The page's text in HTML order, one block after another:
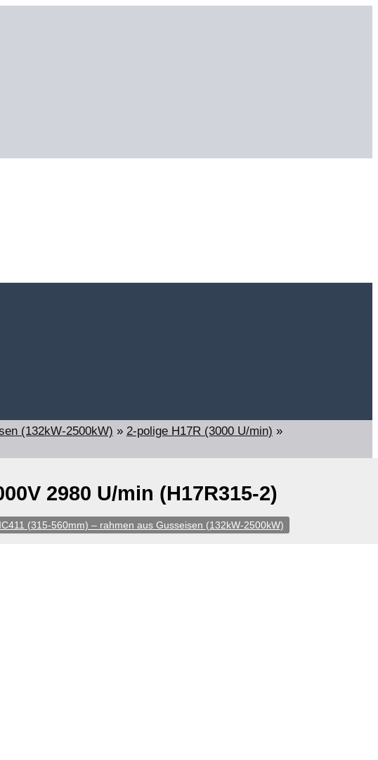
(132kW-2500kW) » 2-polige H17R (3000 U/min) »
2980 U/min (H17R315-2)
(315-560mm) – rahmen aus Gusseisen (132kW-2500kW)